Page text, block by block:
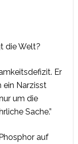
die Welt?
Er
ein Narzisst
um die
Sache.”
auf